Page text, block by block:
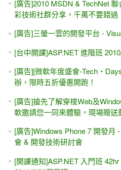
[廣告]2010 MSDN & TechNet
彩技術社群分享，千萬不要錯過
[廣告]三螢一雲的開發平台 -
[台中開課]ASP.NET 進階班
[廣告][微軟年度盛會-
辦，限時五折優惠開跑！
[廣告]搶先了解穿梭Web及
軟邀請您一同來體驗，現場贈送
[廣告]Windows Phone 7 開發月
會 & 開發技術研討會
[開課通知]ASP.NET 入門班 42hr